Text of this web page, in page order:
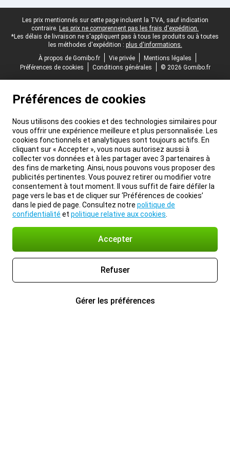
Pied-de-page légal
Les prix mentionnés sur cette page incluent la TVA, sauf indication
contraire. Les prix ne comprennent pas les frais d'expédition.
*Les délais de livraison ne s'appliquent pas à tous les produits ou à toutes
les méthodes d'expédition : plus d'informations.
À propos de Gomibo.fr
Vie privée
Mentions légales
Préférences de cookies
Conditions générales © 2026 Gomibo.fr
Préférences de cookies
Nous utilisons des cookies et des technologies similaires pour
vous offrir une expérience meilleure et plus personnalisée. Les
cookies fonctionnels et analytiques sont toujours actifs. En
cliquant sur « Accepter », vous nous autorisez aussi à
collecter vos données et à les partager avec 3 partenaires à
des fins de marketing. Ainsi, nous pouvons vous proposer des
publicités pertinentes. Vous pouvez retirer ou modifier votre
consentement à tout moment. Il vous suffit de faire défiler la
page vers le bas et de cliquer sur ‘Préférences de cookies’
dans le pied de page. Consultez notre politique de
confidentialité et politique relative aux cookies
Accepter
Refuser
Gérer les préférences